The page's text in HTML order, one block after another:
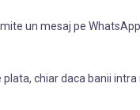
un mesaj pe
chiar daca banii